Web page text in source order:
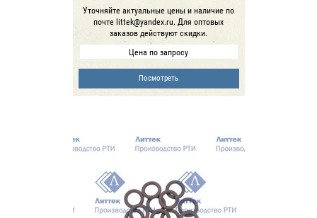
Уточняйте актуальные цены и наличие по
почте littek@yandex.ru. Для оптовых
заказов действуют скидки.
Цена по запросу
Посмотреть